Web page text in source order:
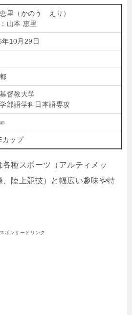
里（かのう えり）
山本 恵里
年10月29日
督教大学
部語学科日本語専攻
カップ
各種スポーツ（アルティメッ
、陸上競技）と幅広い趣味や特
スポンサードリンク